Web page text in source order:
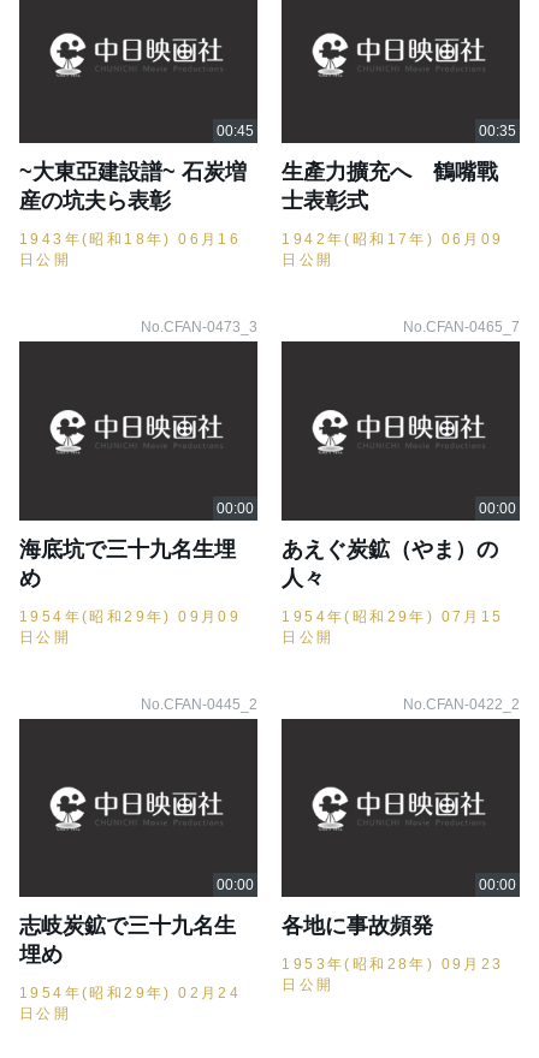
~大東亞建設譜~ 石炭増
産の坑夫ら表彰
1943年(昭和18年) 06月16
日公開
生產力擴充へ 鶴嘴戰
士表彰式
1942年(昭和17年) 06月09
日公開
No.CFAN-0473_3
海底坑で三十九名生埋
め
1954年(昭和29年) 09月09
日公開
No.CFAN-0465_7
あえぐ炭鉱（やま）の
人々
1954年(昭和29年) 07月15
日公開
No.CFAN-0445_2
志岐炭鉱で三十九名生
埋め
1954年(昭和29年) 02月24
日公開
No.CFAN-0422_2
各地に事故頻発
1953年(昭和28年) 09月23
日公開